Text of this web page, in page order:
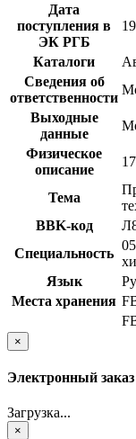
Дата
поступления в
ЭК РГБ
Каталоги
Сведения об
ответственности
Выходные
данные
Физическое
описание
Тема
BBK-код
Специальность
Язык
Места хранения
×
Электронный
Загрузка...
×